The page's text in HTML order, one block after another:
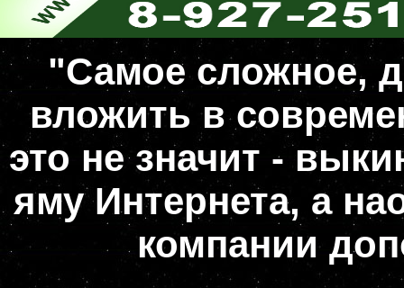
"Самое сложное,
вложить в
это не значит -
яму Интернета, а
компании